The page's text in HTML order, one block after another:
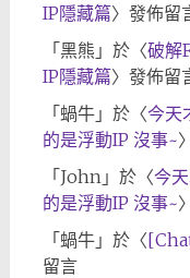
IP隱藏篇〉發佈留
「黑熊 」於〈破解
IP隱藏篇〉發佈留
「蝸牛」於〈今天
的是浮動IP 沒事~
「John 」於〈今
的是浮動IP 沒事~
「蝸牛」於〈
留言